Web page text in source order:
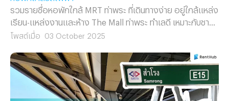
รวมรายชื่อหอพักใกล้ MRT ท่าพระ ที่เดินทางง่าย อยู่ใกล้แหล่ง
เรียน-แหล่งงานและห้าง The Mall ท่าพระ ทำเลดี เหมาะกับชาว
ฝั่งธนฯ ที่กำลังมองหาหอพักน่าอยู่ในโซนรถไฟฟ้า
โพสต์เมื่อ 03 October 2025